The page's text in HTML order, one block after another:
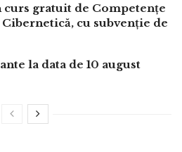
curs gratuit de Competențe
cu subvenție de
la data de 10 august